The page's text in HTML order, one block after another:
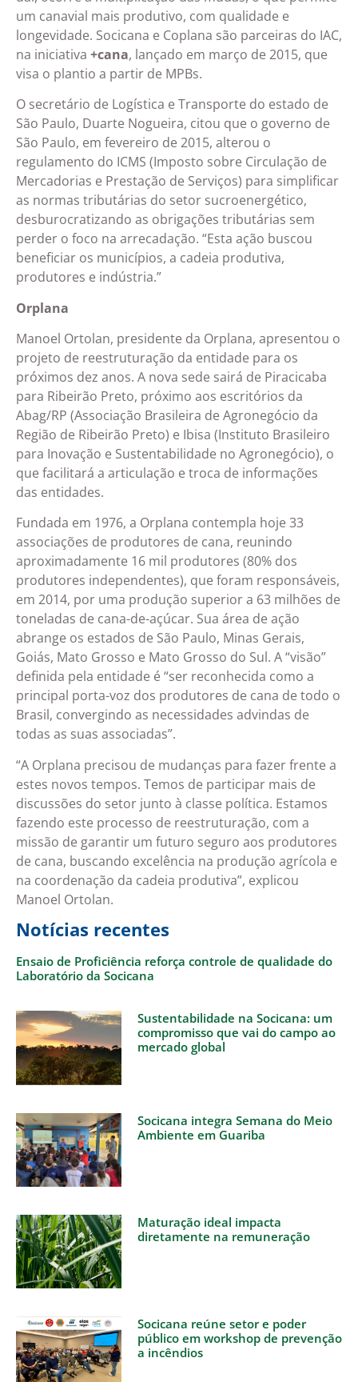
um canavial mais produtivo, com qualidade e
longevidade. Socicana e Coplana são parceiras do IAC,
na iniciativa +cana, lançado em março de 2015, que
visa o plantio a partir de MPBs.
O secretário de Logística e Transporte do estado de
São Paulo, Duarte Nogueira, citou que o governo de
São Paulo, em fevereiro de 2015, alterou o
regulamento do ICMS (Imposto sobre Circulação de
Mercadorias e Prestação de Serviços) para simplificar
as normas tributárias do setor sucroenergético,
desburocratizando as obrigações tributárias sem
perder o foco na arrecadação. “Esta ação buscou
beneficiar os municípios, a cadeia produtiva,
produtores e indústria.”
Orplana
Manoel Ortolan, presidente da Orplana, apresentou o
projeto de reestruturação da entidade para os
próximos dez anos. A nova sede sairá de Piracicaba
para Ribeirão Preto, próximo aos escritórios da
Abag/RP (Associação Brasileira de Agronegócio da
Região de Ribeirão Preto) e Ibisa (Instituto Brasileiro
para Inovação e Sustentabilidade no Agronegócio), o
que facilitará a articulação e troca de informações
das entidades.
Fundada em 1976, a Orplana contempla hoje 33
associações de produtores de cana, reunindo
aproximadamente 16 mil produtores (80% dos
produtores independentes), que foram responsáveis,
em 2014, por uma produção superior a 63 milhões de
toneladas de cana-de-açúcar. Sua área de ação
abrange os estados de São Paulo, Minas Gerais,
Goiás, Mato Grosso e Mato Grosso do Sul. A “visão”
definida pela entidade é “ser reconhecida como a
principal porta-voz dos produtores de cana de todo o
Brasil, convergindo as necessidades advindas de
todas as suas associadas”.
“A Orplana precisou de mudanças para fazer frente a
estes novos tempos. Temos de participar mais de
discussões do setor junto à classe política. Estamos
fazendo este processo de reestruturação, com a
missão de garantir um futuro seguro aos produtores
de cana, buscando excelência na produção agrícola e
na coordenação da cadeia produtiva”, explicou
Manoel Ortolan.
Notícias recentes
Ensaio de Proficiência reforça controle de qualidade do
Laboratório da Socicana
Sustentabilidade na Socicana: um
compromisso que vai do campo ao
mercado global
Socicana integra Semana do Meio
Ambiente em Guariba
Maturação ideal impacta
diretamente na remuneração
Socicana reúne setor e poder
público em workshop de prevenção
a incêndios